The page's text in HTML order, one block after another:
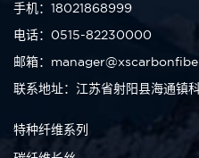
手机：18021868999
电话：0515-82230000
邮箱：
联系地址：江苏省射阳县海通镇
特种纤维系列